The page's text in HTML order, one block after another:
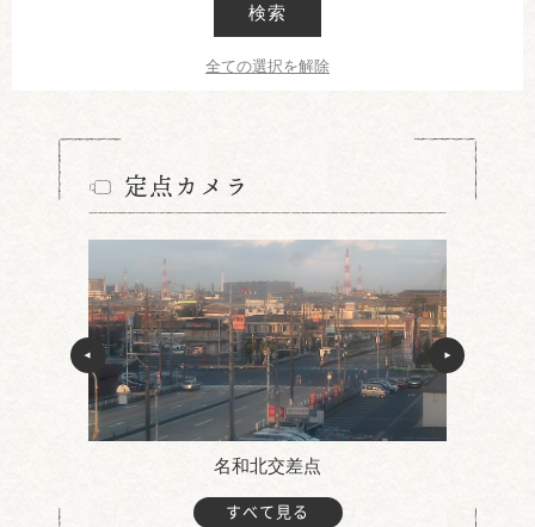
検索
全ての選択を解除
定点カメラ
名和北交差点
すべて見る